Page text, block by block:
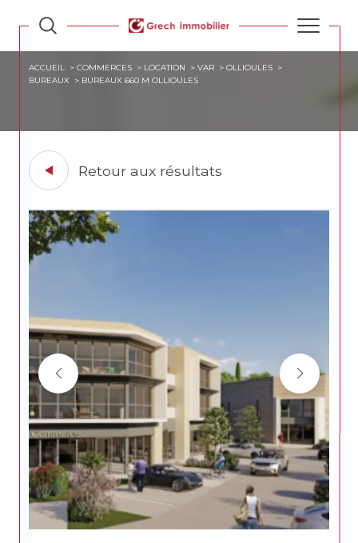
ACCUEIL COMMERCES LOCATION VAR
OLLIOULES
BUREAUX
BUREAUX 660 M OLLIOULES
Retour aux résultats